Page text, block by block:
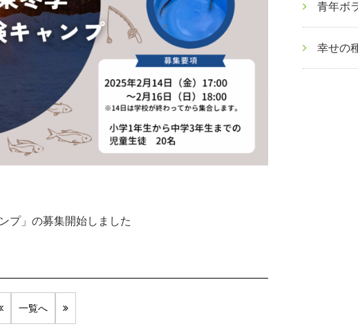
プ」の募集開始しました
一覧へ
青年ボ
幸せの